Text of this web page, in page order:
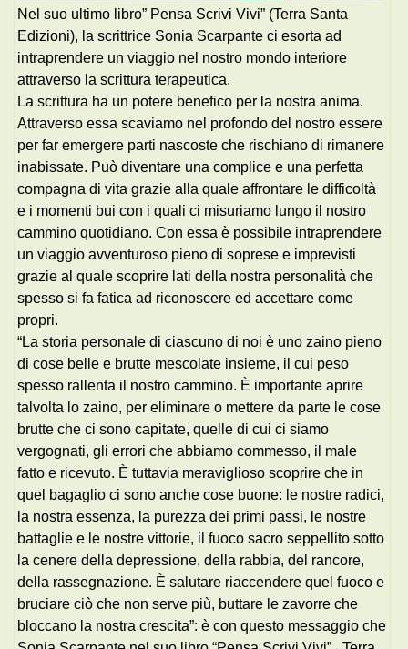
Nel suo ultimo libro” Pensa Scrivi Vivi” (Terra Santa
Edizioni), la scrittrice Sonia Scarpante ci esorta ad
intraprendere un viaggio nel nostro mondo interiore
attraverso la scrittura terapeutica.
La scrittura ha un potere benefico per la nostra anima.
Attraverso essa scaviamo nel profondo del nostro essere
per far emergere parti nascoste che rischiano di rimanere
inabissate. Può diventare una complice e una perfetta
compagna di vita grazie alla quale affrontare le difficoltà
e i momenti bui con i quali ci misuriamo lungo il nostro
cammino quotidiano. Con essa è possibile intraprendere
un viaggio avventuroso pieno di soprese e imprevisti
grazie al quale scoprire lati della nostra personalità che
spesso si fa fatica ad riconoscere ed accettare come
propri.
“La storia personale di ciascuno di noi è uno zaino pieno
di cose belle e brutte mescolate insieme, il cui peso
spesso rallenta il nostro cammino. È importante aprire
talvolta lo zaino, per eliminare o mettere da parte le cose
brutte che ci sono capitate, quelle di cui ci siamo
vergognati, gli errori che abbiamo commesso, il male
fatto e ricevuto. È tuttavia meraviglioso scoprire che in
quel bagaglio ci sono anche cose buone: le nostre radici,
la nostra essenza, la purezza dei primi passi, le nostre
battaglie e le nostre vittorie, il fuoco sacro seppellito sotto
la cenere della depressione, della rabbia, del rancore,
della rassegnazione. È salutare riaccendere quel fuoco e
bruciare ciò che non serve più, buttare le zavorre che
bloccano la nostra crescita”: è con questo messaggio che